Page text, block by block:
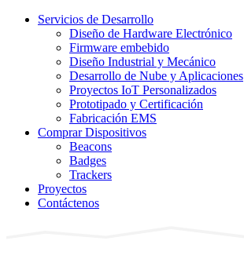
Servicios de Desarrollo
Diseño de Hardware Electrónico
Firmware embebido
Diseño Industrial y Mecánico
Desarrollo de Nube y Aplicaciones
Proyectos IoT Personalizados
Prototipado y Certificación
Fabricación EMS
Comprar Dispositivos
Beacons
Badges
Trackers
Proyectos
Contáctenos